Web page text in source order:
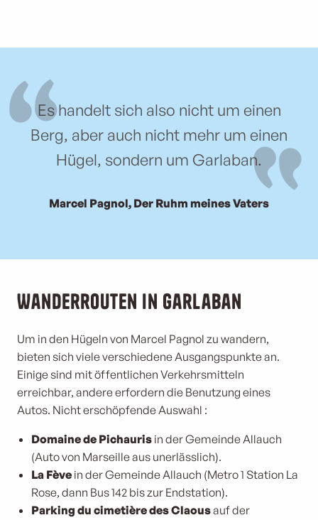
Es handelt sich also nicht um einen
Berg, aber auch nicht mehr um einen
Hügel, sondern um Garlaban.
Marcel Pagnol, Der Ruhm meines Vaters
Wanderrouten in Garlaban
Um in den Hügeln von Marcel Pagnol zu wandern,
bieten sich viele verschiedene Ausgangspunkte an.
Einige sind mit öffentlichen Verkehrsmitteln
erreichbar, andere erfordern die Benutzung eines
Autos. Nicht erschöpfende Auswahl :
Domaine de Pichauris in der Gemeinde Allauch
(Auto von Marseille aus unerlässlich).
La Fève in der Gemeinde Allauch (Metro 1 Station La
Rose, dann Bus 142 bis zur Endstation).
Parking du cimetière des Claousauf der